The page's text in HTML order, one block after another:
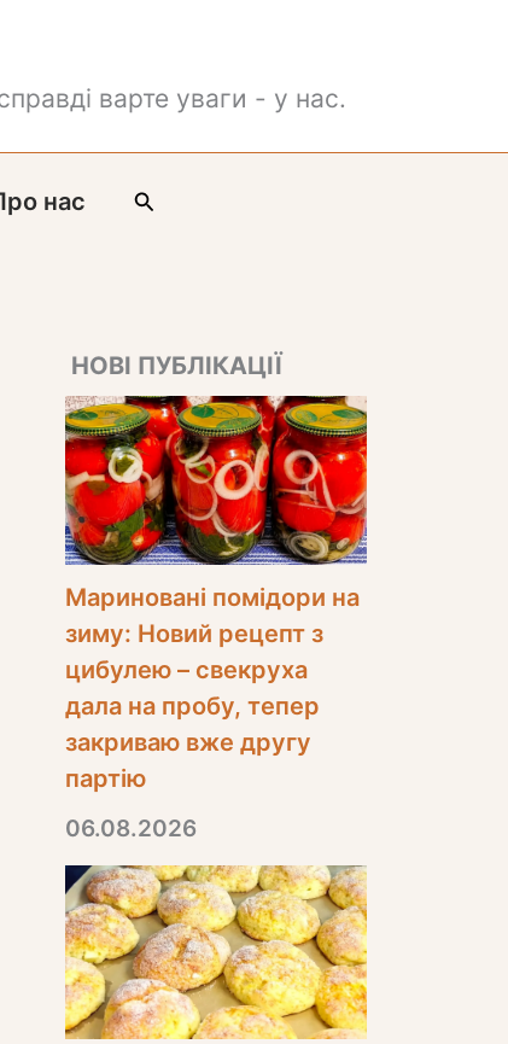
варте уваги - у нас.
нас Пошук
НОВІ ПУБЛІКАЦІЇ
Мариновані помідори на
зиму: Новий рецепт з
цибулею – свекруха
дала на пробу, тепер
закриваю вже другу
партію
06.08.2026